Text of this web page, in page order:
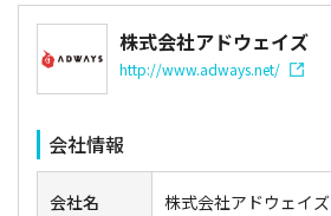
株式会社アドウェイズ
http://www.adways.net/
会社情報
会社名 株式会社アドウェイズ